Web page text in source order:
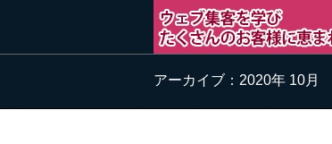
アーカイブ：2020年 10月